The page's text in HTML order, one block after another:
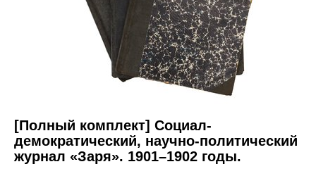
[Полный комплект] Социал-
демократический, научно-политический
журнал «Заря». 1901–1902 годы.